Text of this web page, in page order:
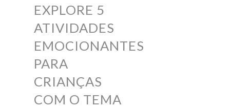
EXPLORE 5
ATIVIDADES
EMOCIONANTES
PARA
CRIANÇAS
COM O TEMA